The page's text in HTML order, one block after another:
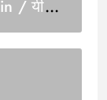
/ यीशु
संसार में